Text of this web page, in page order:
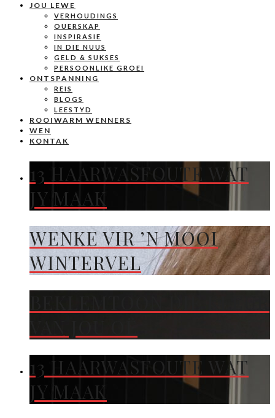
JOU LEWE
VERHOUDINGS
OUERSKAP
INSPIRASIE
IN DIE NUUS
GELD & SUKSES
PERSOONLIKE GROEI
ONTSPANNING
REIS
BLOGS
LEESTYD
ROOIWARM WENNERS
WEN
KONTAK
13 HAARWASFOUTE WAT
JY MAAK
WENKE VIR ’N MOOI
WINTERVEL
13 HAARWASFOUTE WAT
JY MAAK